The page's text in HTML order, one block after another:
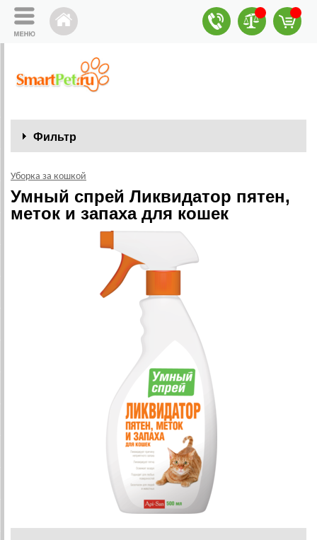
Фильтр
Уборка за кошкой
Умный спрей Ликвидатор пятен,
меток и запаха для кошек